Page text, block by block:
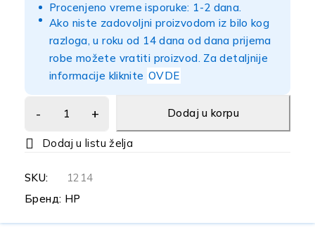
Procenjeno vreme isporuke: 1-2 dana.
Ako niste zadovoljni proizvodom iz bilo kog
razloga, u roku od 14 dana od dana prijema
robe možete vratiti proizvod. Za detaljnije
informacije kliknite OVDE
Dodaj u korpu
SKU:
1214
Бренд: HP